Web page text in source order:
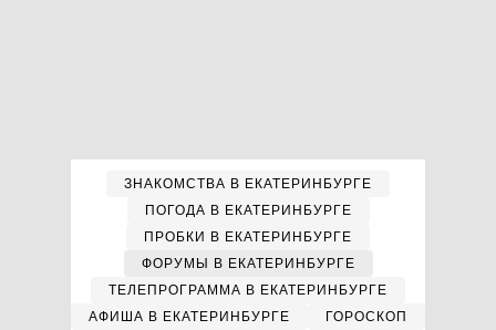
ЗНАКОМСТВА В ЕКАТЕРИНБУРГЕ
ПОГОДА В ЕКАТЕРИНБУРГЕ
ПРОБКИ В ЕКАТЕРИНБУРГЕ
ФОРУМЫ В ЕКАТЕРИНБУРГЕ
ТЕЛЕПРОГРАММА В ЕКАТЕРИНБУРГЕ
АФИША В ЕКАТЕРИНБУРГЕ
ГОРОСКОП